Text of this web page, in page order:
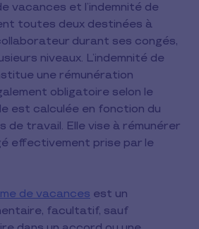
vacances et l’indemnité de
toutes deux destinées à
durant ses congés,
niveaux. L’indemnité de
une rémunération
obligatoire selon le
est calculée en fonction du
de travail. Elle vise à rémunérer
effectivement prise par le
de vacances est un
facultatif, sauf